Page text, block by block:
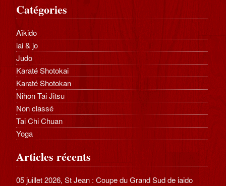
Catégories
Aïkido
iai & jo
Judo
Karaté Shotokai
Karaté Shotokan
Nihon Tai Jitsu
Non classé
Tai Chi Chuan
Yoga
Articles récents
05 juillet 2026, St Jean : Coupe du Grand Sud de iaido